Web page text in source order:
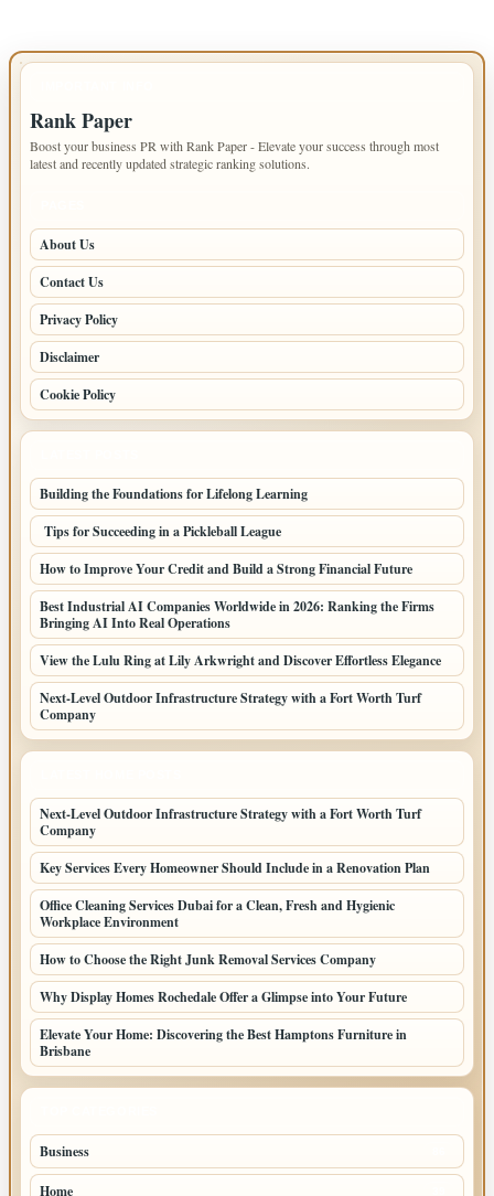
Rank Paper
Boost your business PR with Rank Paper - Elevate your success through most
latest and recently updated strategic ranking solutions.
About Us
Contact Us
Privacy Policy
Disclaimer
Cookie Policy
Building the Foundations for Lifelong Learning
Tips for Succeeding in a Pickleball League
How to Improve Your Credit and Build a Strong Financial Future
Best Industrial AI Companies Worldwide in 2026: Ranking the Firms
Bringing AI Into Real Operations
View the Lulu Ring at Lily Arkwright and Discover Effortless Elegance
Next-Level Outdoor Infrastructure Strategy with a Fort Worth Turf
Company
Next-Level Outdoor Infrastructure Strategy with a Fort Worth Turf
Company
Key Services Every Homeowner Should Include in a Renovation Plan
Office Cleaning Services Dubai for a Clean, Fresh and Hygienic
Workplace Environment
How to Choose the Right Junk Removal Services Company
Why Display Homes Rochedale Offer a Glimpse into Your Future
Elevate Your Home: Discovering the Best Hamptons Furniture in
Brisbane
Business
Home